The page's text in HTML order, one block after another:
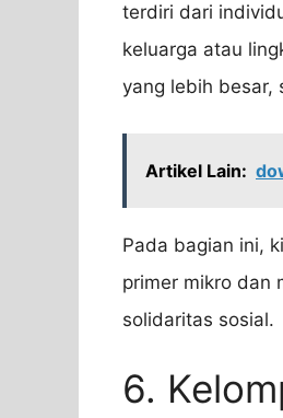
terdiri dari
keluarga atau
yang lebih besar,
Artikel Lain:
Pada bagian ini,
primer mikro dan
solidaritas sosial.
6.